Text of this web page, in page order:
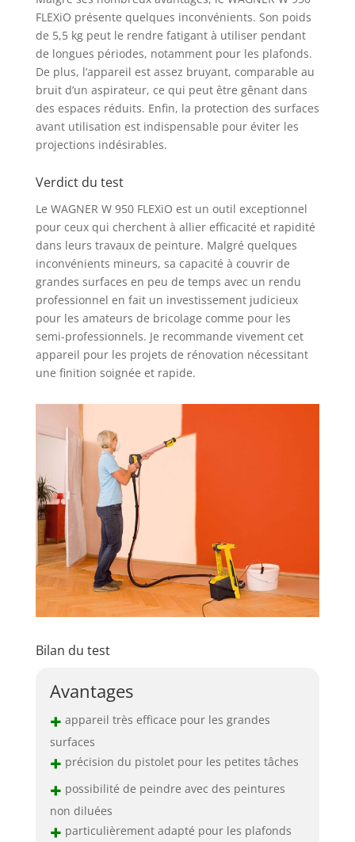
FLEXiO présente quelques inconvénients. Son poids
de 5,5 kg peut le rendre fatigant à utiliser pendant
de longues périodes, notamment pour les plafonds.
De plus, l’appareil est assez bruyant, comparable au
bruit d’un aspirateur, ce qui peut être gênant dans
des espaces réduits. Enfin, la protection des surfaces
avant utilisation est indispensable pour éviter les
projections indésirables.
Verdict du test
Le WAGNER W 950 FLEXiO est un outil exceptionnel
pour ceux qui cherchent à allier efficacité et rapidité
dans leurs travaux de peinture. Malgré quelques
inconvénients mineurs, sa capacité à couvrir de
grandes surfaces en peu de temps avec un rendu
professionnel en fait un investissement judicieux
pour les amateurs de bricolage comme pour les
semi-professionnels. Je recommande vivement cet
appareil pour les projets de rénovation nécessitant
une finition soignée et rapide.
Bilan du test
Avantages
+ appareil très efficace pour les grandes
surfaces
+ précision du pistolet pour les petites tâches
+ possibilité de peindre avec des peintures
non diluées
+ particulièrement adapté pour les plafonds